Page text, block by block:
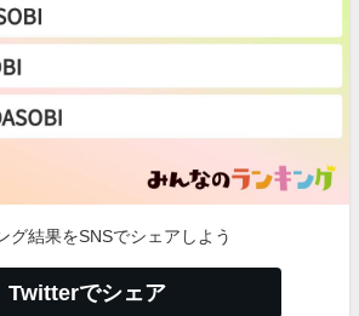
グ結果をSNSでシェアしよう
Twitterでシェア